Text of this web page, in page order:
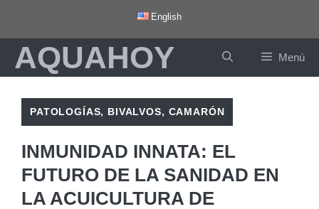
contenido
English
AQUAHOY Menú
PATOLOGÍAS, BIVALVOS, CAMARÓN
INMUNIDAD INNATA: EL
FUTURO DE LA SANIDAD EN
LA ACUICULTURA DE